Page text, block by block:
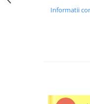
Informatii